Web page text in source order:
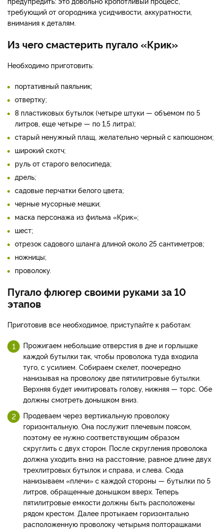
требующий от огородника усидчивости, аккуратности,
внимания к деталям.
Из чего смастерить пугало «Крик»
Необходимо приготовить:
портативный паяльник;
отвертку;
8 пластиковых бутылок (четыре штуки — объемом по 5
литров, еще четыре — по 1,5 литра);
старый ненужный плащ, желательно черный с капюшоном;
широкий скотч;
руль от старого велосипеда;
дрель;
садовые перчатки белого цвета;
черные мусорные мешки;
маска персонажа из фильма «Крик»;
шест;
отрезок садового шланга длиной около 25 сантиметров;
ножницы;
проволоку.
Пугало флюгер своими руками за 10
этапов
Приготовив все необходимое, приступайте к работам:
Прожигаем небольшие отверстия в дне и горлышке
каждой бутылки так, чтобы проволока туда входила
туго, с усилием. Собираем скелет, поочередно
нанизывая на проволоку две пятилитровые бутылки.
Верхняя будет имитировать голову, нижняя — торс. Обе
должны смотреть донышком вниз.
Продеваем через вертикальную проволоку
горизонтальную. Она послужит плечевым поясом,
поэтому ее нужно соответствующим образом
скруглить с двух сторон. После скругления проволока
должна уходить вниз на расстояние, равное длине двух
трехлитровых бутылок и справа, и слева. Сюда
нанизываем «плечи» с каждой стороны — бутылки по 5
литров, обращенные донышком вверх. Теперь
пятилитровые емкости должны быть расположены
рядом крестом. Далее протыкаем горизонтально
расположенную проволоку четырьмя полторашками